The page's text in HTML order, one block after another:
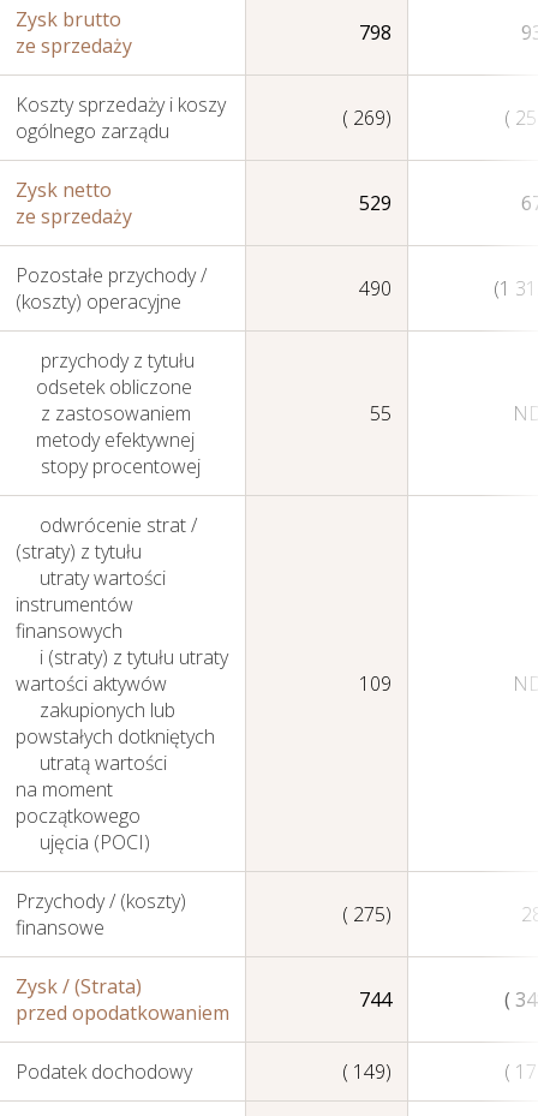
Zasady zarządzania
Nasza Strategia
Zysk brutto
ze sprzedaży
798
Koszty sprzedaży i koszy
ogólnego zarządu
( 269) (
Zysk netto
ze sprzedaży
529
Pozostałe przychody /
(koszty) operacyjne
490 (1
przychody z tytułu
odsetek obliczone
z zastosowaniem
metody efektywnej
stopy procentowej
55
odwrócenie strat /
(straty) z tytułu
utraty wartości
instrumentów
finansowych
i (straty) z tytułu utraty
wartości aktywów
zakupionych lub
powstałych dotkniętych
utratą wartości
na moment
początkowego
ujęcia (POCI)
109
Przychody / (koszty)
finansowe
( 275)
Zysk / (Strata)
przed opodatkowaniem
744 (
Podatek dochodowy ( 149) (